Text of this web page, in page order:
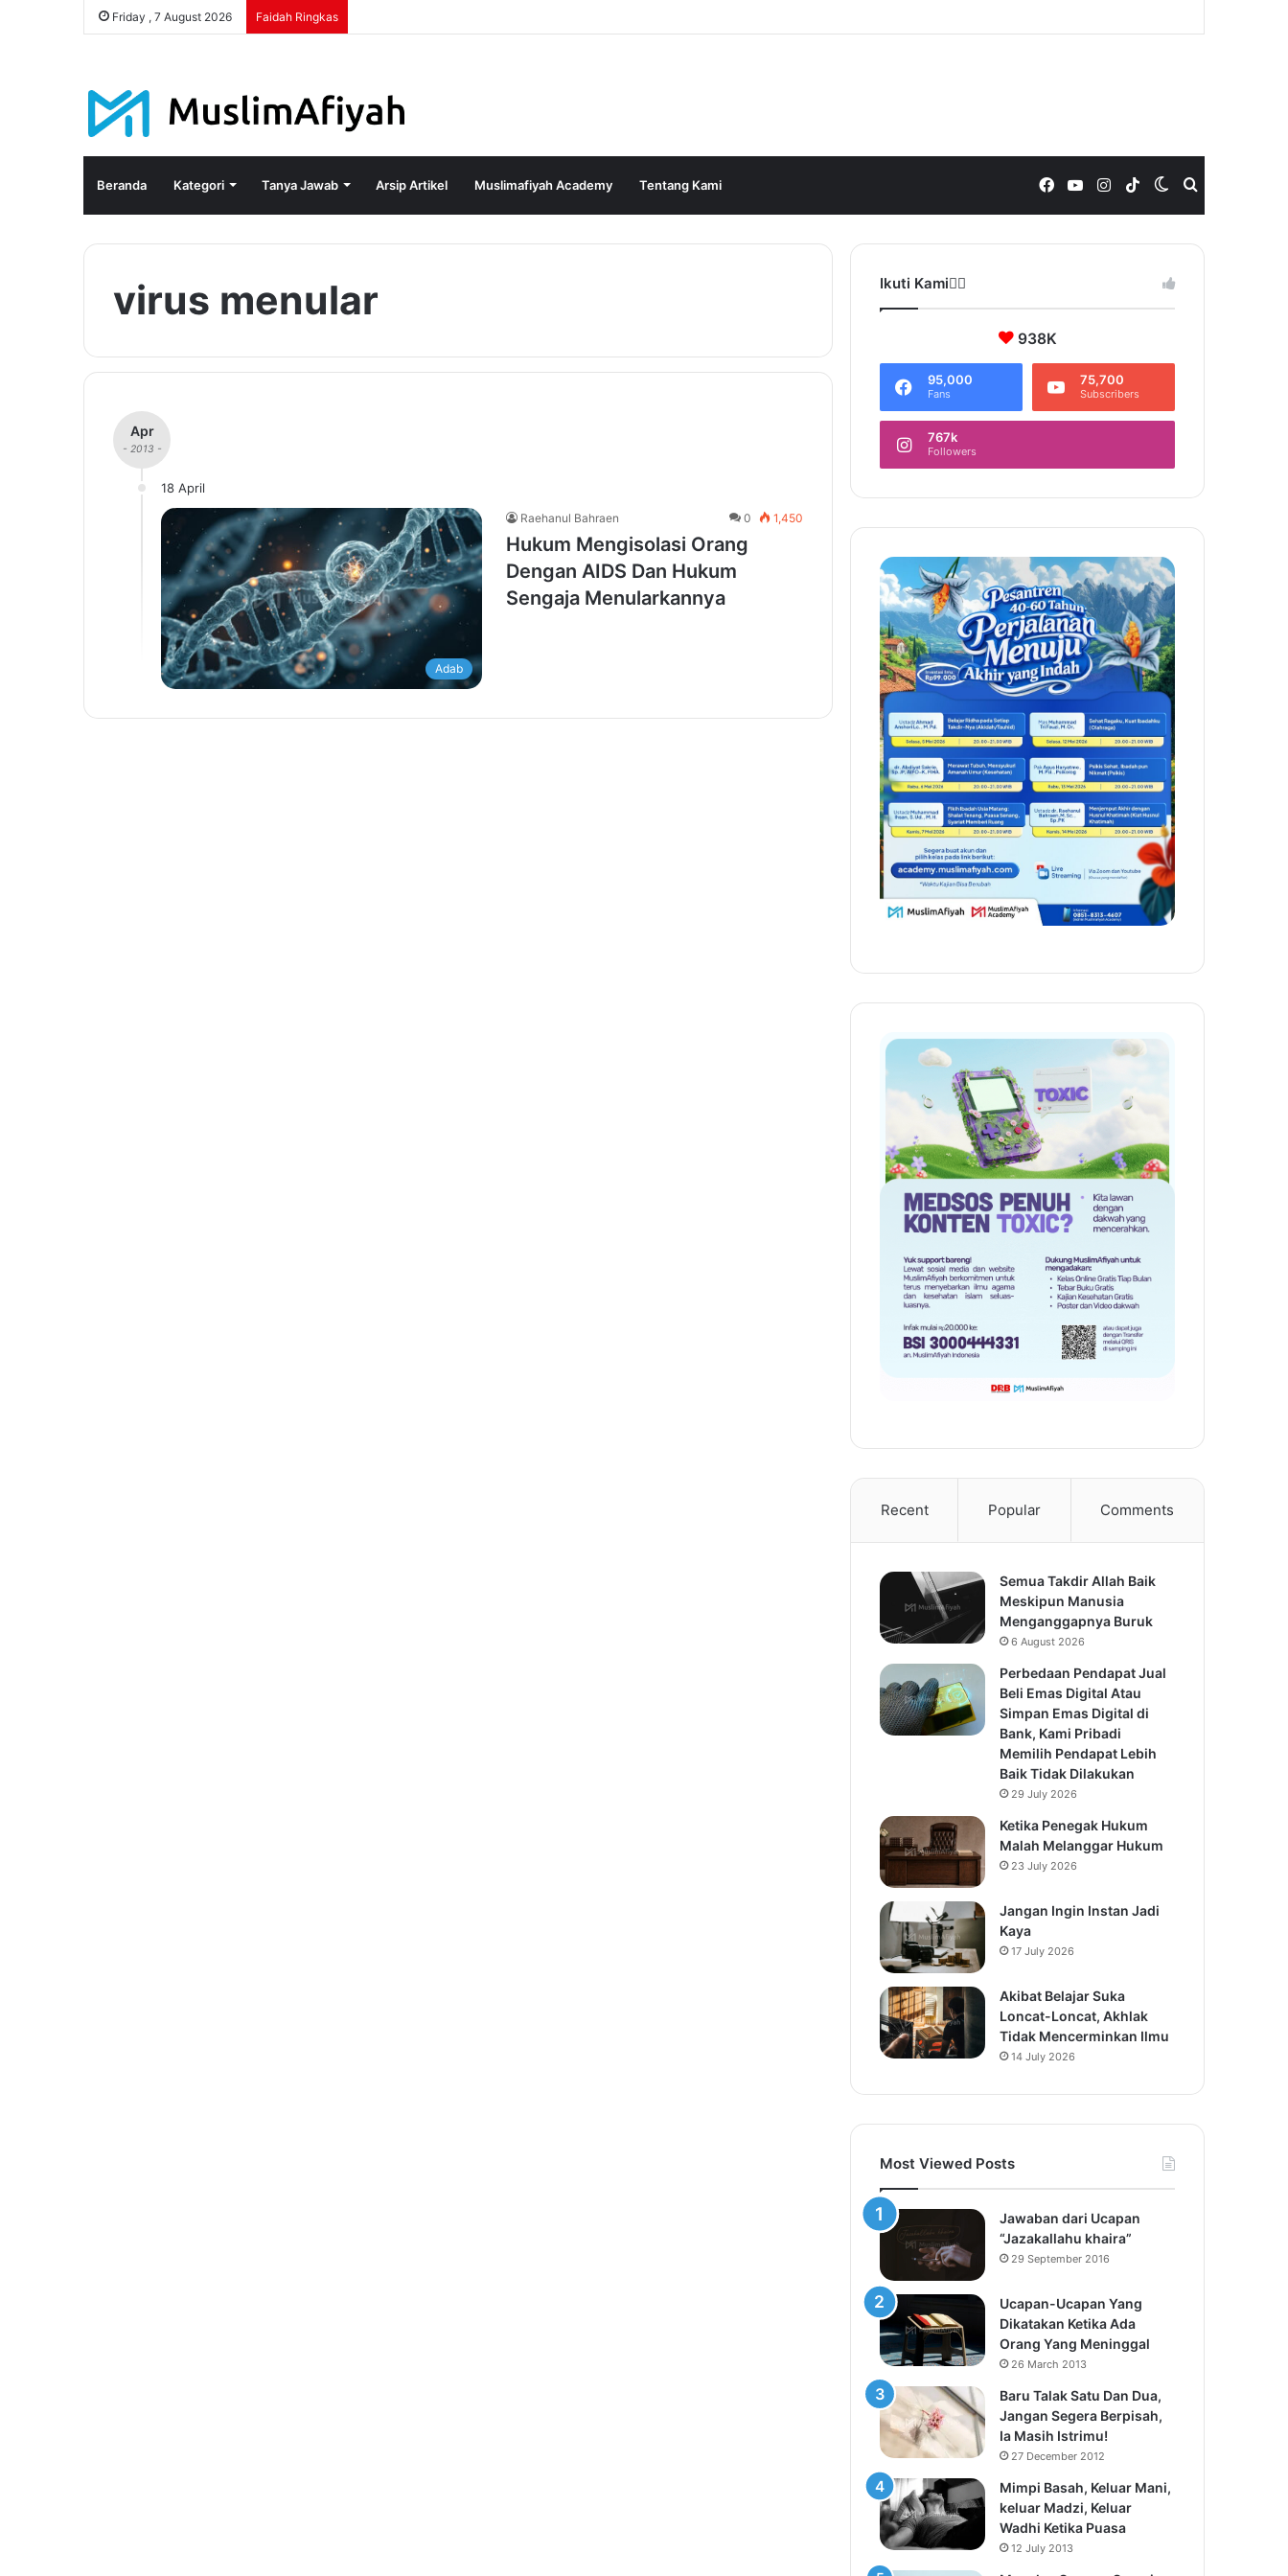
Friday , 7 August 2026 Faidah Ringkas
Beranda Kategori Tanya Jawab Arsip Artikel Muslimafiyah Academy Tentang Kami Switch
skin
TikTok
Instagram
YouTube
Facebook
virus menular
Apr
- 2013 -
18 April
Adab
Raehanul Bahraen 0 1,450
Hukum Mengisolasi Orang
Dengan AIDS Dan Hukum
Sengaja Menularkannya
Ikuti Kami❤️‍🔥
938K
95,000
Fans
75,700
Subscribers
767k
Followers
Recent Popular Comments
Semua Takdir Allah Baik
Meskipun Manusia
Menganggapnya Buruk
6 August 2026
Perbedaan Pendapat Jual
Beli Emas Digital Atau
Simpan Emas Digital di
Bank, Kami Pribadi
Memilih Pendapat Lebih
Baik Tidak Dilakukan
29 July 2026
Ketika Penegak Hukum
Malah Melanggar Hukum
23 July 2026
Jangan Ingin Instan Jadi
Kaya
17 July 2026
Akibat Belajar Suka
Loncat-Loncat, Akhlak
Tidak Mencerminkan Ilmu
14 July 2026
Most Viewed Posts
Jawaban dari Ucapan
“Jazakallahu khaira”
29 September 2016
Ucapan-Ucapan Yang
Dikatakan Ketika Ada
Orang Yang Meninggal
26 March 2013
Baru Talak Satu Dan Dua,
Jangan Segera Berpisah,
Ia Masih Istrimu!
27 December 2012
Mimpi Basah, Keluar Mani,
keluar Madzi, Keluar
Wadhi Ketika Puasa
12 July 2013